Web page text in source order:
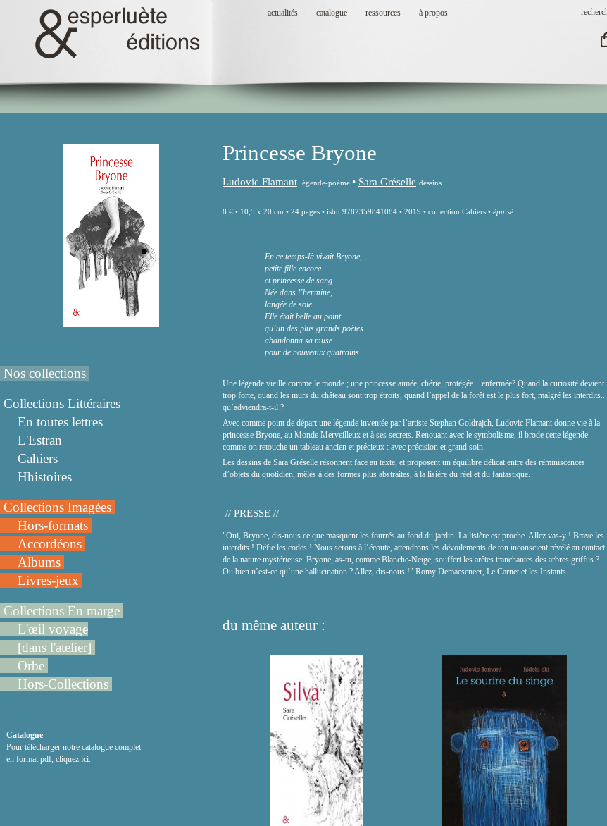
actualités catalogue ressources à propos
Nos collections
Collections Littéraires
En toutes lettres
L'Estran
Cahiers
Hhistoires
Collections Imagées
Hors-formats
Accordéons
Albums
Livres-jeux
Collections En marge
L'œil voyage
[dans l'atelier]
Orbe
Hors-Collections
Catalogue
Pour télécharger notre catalogue complet
en format pdf, cliquez ici
Princesse Bryone
Ludovic Flamant légende-poème • Sara Gréselle dessins
8 € • 10,5 x 20 cm • 24 pages • isbn 9782359841084 • 2019 • collection Cahiers • épuisé
En ce temps-là vivait Bryone,
petite fille encore
et princesse de sang.
Née dans l’hermine,
langée de soie.
Elle était belle au point
qu’un des plus grands poètes
abandonna sa muse
pour de nouveaux quatrains.
Une légende vieille comme le monde ; une princesse aimée, chérie, protégée... enfermée? Quand la curiosité devient
trop forte, quand les murs du château sont trop étroits, quand l’appel de la forêt est le plus fort, malgré les interdits...
qu’adviendra-t-il ?
Avec comme point de départ une légende inventée par l’artiste Stephan Goldrajch, Ludovic Flamant donne vie à la
princesse Bryone, au Monde Merveilleux et à ses secrets. Renouant avec le symbolisme, il brode cette légende
comme on retouche un tableau ancien et précieux : avec précision et grand soin.
Les dessins de Sara Gréselle résonnent face au texte, et proposent un équilibre délicat entre des réminiscences
d’objets du quotidien, mêlés à des formes plus abstraites, à la lisière du réel et du fantastique.
// PRESSE //
"Oui, Bryone, dis-nous ce que masquent les fourrés au fond du jardin. La lisière est proche. Allez vas-y ! Brave les
interdits ! Défie les codes ! Nous serons à l’écoute, attendrons les dévoilements de ton inconscient révélé au contact
de la nature mystérieuse. Bryone, as-tu, comme Blanche-Neige, souffert les arêtes tranchantes des arbres griffus ?
Ou bien n’est-ce qu’une hallucination ? Allez, dis-nous !" Romy Demaeseneer, Le Carnet et les Instants
du même auteur :